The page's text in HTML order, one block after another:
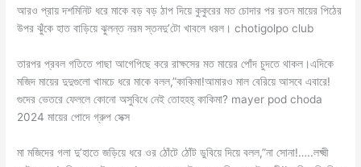
আরও প্রায় দশমিনিট ধরে মাকে বড় বড় ঠাপ দিয়ে কুকুরের মত চোদার পর রতন মায়ের পিঠের
উপর ঝুঁকে হাত বাড়িয়ে ঝুলন্ত নরম স্তনদু’টো খাবলে ধরল। chotigolpo club
তারপর প্রবল গতিতে পাছা আগেপিছে করে রাক্ষসের মত মায়ের পোঁদ চুদতে থাকল।এদিকে
মজিদ মায়ের দুদুগুলো খামচে ধরে মাকে বলল,”কাকিমা!আমারও মাল বেরিয়ে আসবে এবারে!
গুদের ভেতরে ফেললে কোনো অসুবিধে নেই তোহহহ্ কাকিমা? mayer pod choda
2024 মায়ের পোদে গ্রুপ সেক্স
মা মজিদের গলা দু’হাতে জড়িয়ে ধরে ওর ঠোঁটে ঠোঁট ডুবিয়ে দিয়ে বলল,”না সোনা!…..লক্ষ্মী